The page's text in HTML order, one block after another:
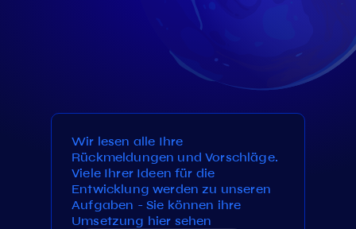
Wir lesen alle Ihre
Rückmeldungen und Vorschläge.
Viele Ihrer Ideen für die
Entwicklung werden zu unseren
Aufgaben - Sie können ihre
Umsetzung hier sehen